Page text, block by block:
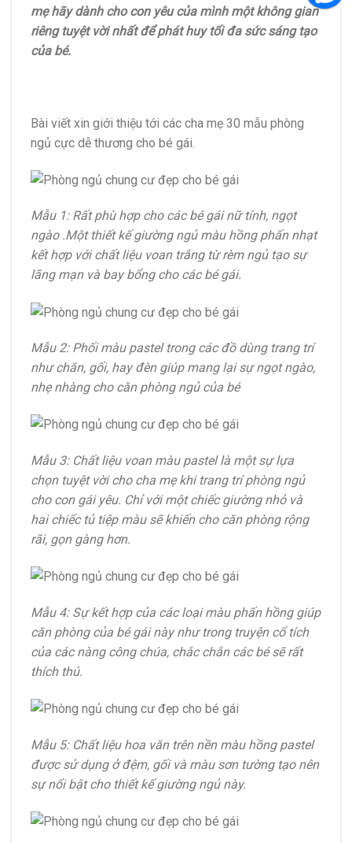
mẹ hãy dành cho con yêu của mình một không gian
riêng tuyệt vời nhất để phát huy tối đa sức sáng tạo
của bé.
Bài viết xin giới thiệu tới các cha mẹ 30 mẫu phòng
ngủ cực dễ thương cho bé gái.
Mẫu 1: Rất phù hợp cho các bé gái nữ tính, ngọt
ngào .Một thiết kế giường ngủ màu hồng phấn nhạt
kết hợp với chất liệu voan trắng từ rèm ngủ tạo sự
lãng mạn và bay bổng cho các bé gái.
Mẫu 2: Phối màu pastel trong các đồ dùng trang trí
như chăn, gối, hay đèn giúp mang lại sự ngọt ngào,
nhẹ nhàng cho căn phòng ngủ của bé
Mẫu 3: Chất liệu voan màu pastel là một sự lựa
chọn tuyệt vời cho cha mẹ khi trang trí phòng ngủ
cho con gái yêu. Chỉ với một chiếc giường nhỏ và
hai chiếc tủ tiệp màu sẽ khiến cho căn phòng rộng
rãi, gọn gàng hơn.
Mẫu 4: Sự kết hợp của các loại màu phấn hồng giúp
căn phòng của bé gái này như trong truyện cổ tích
của các nàng công chúa, chắc chắn các bé sẽ rất
thích thú.
Mẫu 5: Chất liệu hoa văn trên nền màu hồng pastel
được sử dụng ở đệm, gối và màu sơn tường tạo nên
sự nổi bật cho thiết kế giường ngủ này.